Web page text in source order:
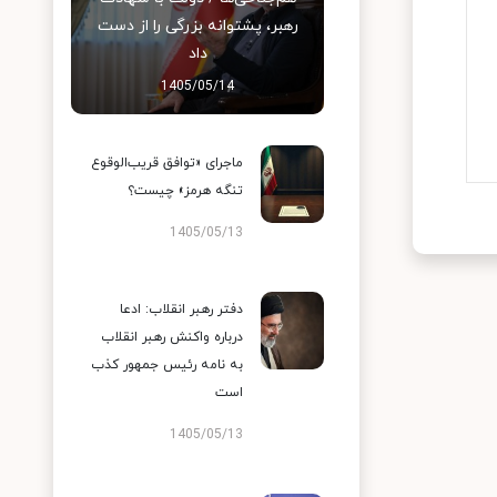
رهبر، پشتوانه بزرگی را از دست
داد
1405/05/14
ماجرای «توافق قریب‌الوقوع
تنگه هرمز» چیست؟
1405/05/13
دفتر رهبر انقلاب: ادعا
درباره واکنش رهبر انقلاب
به نامه رئیس جمهور کذب
است
1405/05/13